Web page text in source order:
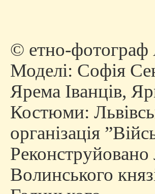
© етно-фотограф
Моделі: Софія
Ярема Іванців,
Костюми:
організація
Реконструйовано
Волинського